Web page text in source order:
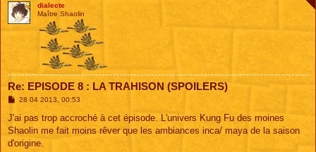
dialecte
Maître Shaolin
Re: EPISODE 8 : LA TRAHISON (SPOILERS)
M
s
a
g
28 04 2013, 00:53
J'ai pas trop accroché à cet épisode. L'univers Kung Fu des moines
Shaolin me fait moins rêver que les ambiances inca/ maya de la saison
d'origine.